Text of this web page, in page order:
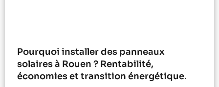
Pourquoi installer des panneaux
solaires à Rouen ? Rentabilité,
économies et transition énergétique.